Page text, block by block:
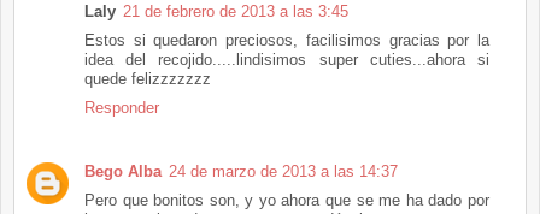
Laly 21 de febrero de 2013 a las 3:45
Estos si quedaron preciosos, facilisimos gracias por la
idea del recojido.....lindisimos super cuties...ahora si
quede felizzzzzzz
Responder
Bego Alba 24 de marzo de 2013 a las 14:37
Pero que bonitos son, y yo ahora que se me ha dado por